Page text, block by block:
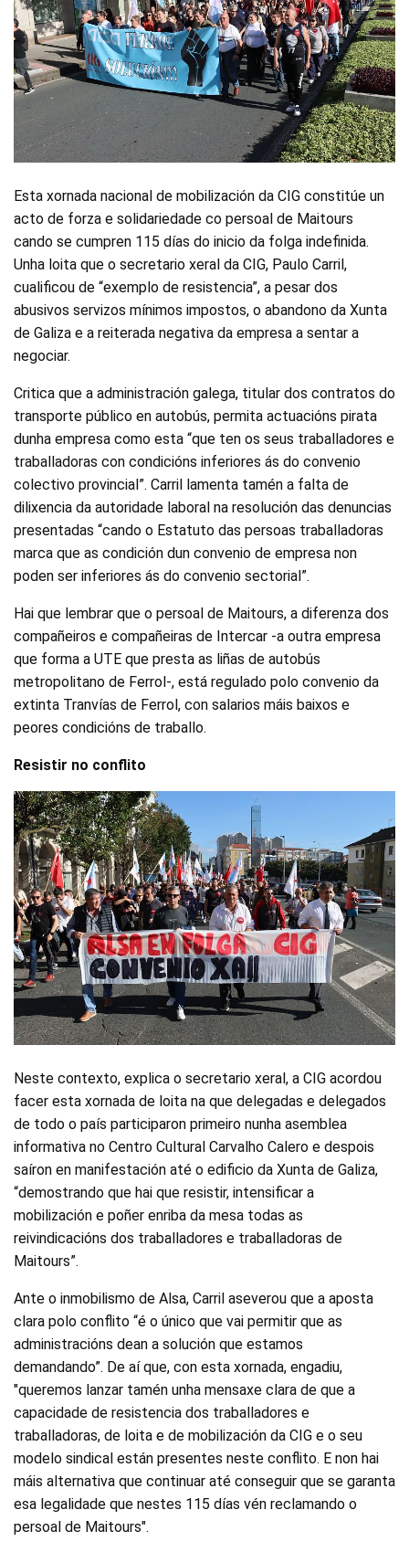
Esta xornada nacional de mobilización da CIG constitúe un
acto de forza e solidariedade co persoal de Maitours
cando se cumpren 115 días do inicio da folga indefinida.
Unha loita que o secretario xeral da CIG, Paulo Carril,
cualificou de “exemplo de resistencia”, a pesar dos
abusivos servizos mínimos impostos, o abandono da Xunta
de Galiza e a reiterada negativa da empresa a sentar a
negociar.
Critica que a administración galega, titular dos contratos do
transporte público en autobús, permita actuacións pirata
dunha empresa como esta “que ten os seus traballadores e
traballadoras con condicións inferiores ás do convenio
colectivo provincial”. Carril lamenta tamén a falta de
dilixencia da autoridade laboral na resolución das denuncias
presentadas “cando o Estatuto das persoas traballadoras
marca que as condición dun convenio de empresa non
poden ser inferiores ás do convenio sectorial”.
Hai que lembrar que o persoal de Maitours, a diferenza dos
compañeiros e compañeiras de Intercar -a outra empresa
que forma a UTE que presta as liñas de autobús
metropolitano de Ferrol-, está regulado polo convenio da
extinta Tranvías de Ferrol, con salarios máis baixos e
peores condicións de traballo.
Resistir no conflito
Neste contexto, explica o secretario xeral, a CIG acordou
facer esta xornada de loita na que delegadas e delegados
de todo o país participaron primeiro nunha asemblea
informativa no Centro Cultural Carvalho Calero e despois
saíron en manifestación até o edificio da Xunta de Galiza,
“demostrando que hai que resistir, intensificar a
mobilización e poñer enriba da mesa todas as
reivindicacións dos traballadores e traballadoras de
Maitours”.
Ante o inmobilismo de Alsa, Carril aseverou que a aposta
clara polo conflito “é o único que vai permitir que as
administracións dean a solución que estamos
demandando”. De aí que, con esta xornada, engadiu,
"queremos lanzar tamén unha mensaxe clara de que a
capacidade de resistencia dos traballadores e
traballadoras, de loita e de mobilización da CIG e o seu
modelo sindical están presentes neste conflito. E non hai
máis alternativa que continuar até conseguir que se garanta
esa legalidade que nestes 115 días vén reclamando o
persoal de Maitours".